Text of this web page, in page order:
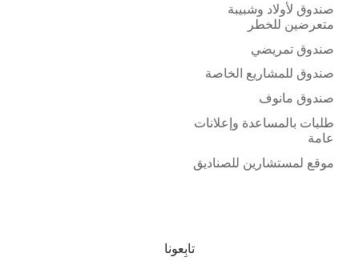
صندوق لأولاد وشبيبة
متعرضين للخطر
صندوق تمريضي
صندوق للمشاريع الخاصة
صندوق مانوف
طلبات بالمساعدة وإعلانات
عامة
موقع لمستشارين للصناديق
تابِعونا